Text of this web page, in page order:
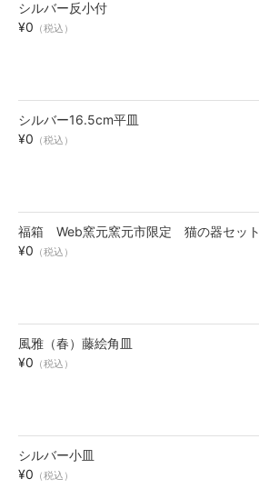
plate
湯呑・コップ
アクセサリー
accessory
お買い物ガイド
SHOPPING GUIDE
シルバー反小付
¥0 （税込）
シルバー16.5cm平皿
¥0 （税込）
福箱 Web窯元窯元市限定 猫の器セット
¥0 （税込）
風雅（春）藤絵角皿
¥0 （税込）
シルバー小皿
¥0 （税込）